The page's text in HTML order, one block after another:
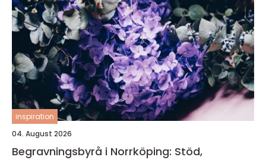
inspiration
04. August 2026
Begravningsbyrå i Norrköping: Stöd,